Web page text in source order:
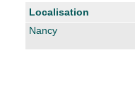
Liste des exemplaires
Localisation
Nancy